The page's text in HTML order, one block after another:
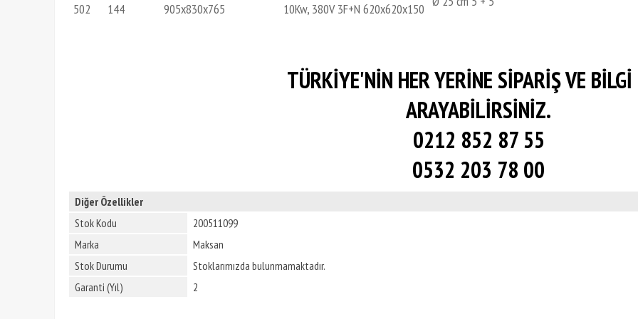
502 144 905x830x765 10Kw, 380V 3F+N 620x620x150
TÜRKİYE'NİN HER YERİNE SİPARİŞ VE
ARAYABİLİRSİNİZ.
0212 852 87 55
0532 203 78 00
Diğer Özellikler
Stok Kodu
200511099
Marka
Maksan
Stok Durumu
Stoklarımızda bulunmamaktadır.
Garanti (Yıl)
2